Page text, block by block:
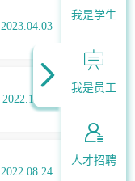
2023.04.03
2022.11.11
2022.08.24

我是学生

我是员工

人才招聘